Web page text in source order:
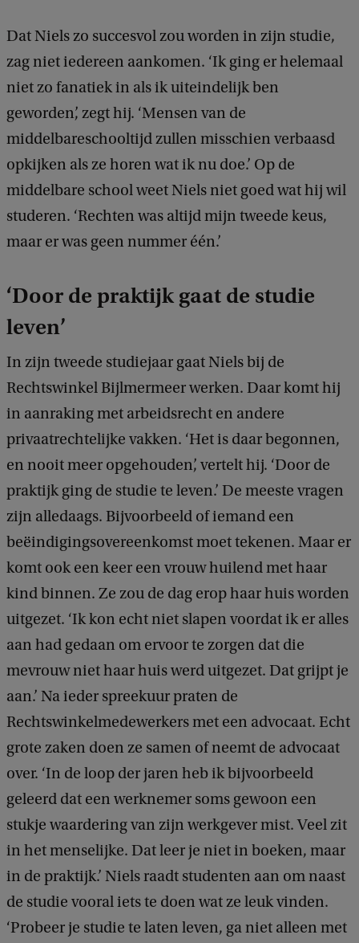
Dat Niels zo succesvol zou worden in zijn studie,
zag niet iedereen aankomen. ‘Ik ging er helemaal
niet zo fanatiek in als ik uiteindelijk ben
geworden’, zegt hij. ‘Mensen van de
middelbareschooltijd zullen misschien verbaasd
opkijken als ze horen wat ik nu doe.’ Op de
middelbare school weet Niels niet goed wat hij wil
studeren. ‘Rechten was altijd mijn tweede keus,
maar er was geen nummer één.’
‘Door de praktijk gaat de studie
leven’
In zijn tweede studiejaar gaat Niels bij de
Rechtswinkel Bijlmermeer werken. Daar komt hij
in aanraking met arbeidsrecht en andere
privaatrechtelijke vakken. ‘Het is daar begonnen,
en nooit meer opgehouden’, vertelt hij. ‘Door de
praktijk ging de studie te leven.’ De meeste vragen
zijn alledaags. Bijvoorbeeld of iemand een
beëindigingsovereenkomst moet tekenen. Maar er
komt ook een keer een vrouw huilend met haar
kind binnen. Ze zou de dag erop haar huis worden
uitgezet. ‘Ik kon echt niet slapen voordat ik er alles
aan had gedaan om ervoor te zorgen dat die
mevrouw niet haar huis werd uitgezet. Dat grijpt je
aan.’ Na ieder spreekuur praten de
Rechtswinkelmedewerkers met een advocaat. Echt
grote zaken doen ze samen of neemt de advocaat
over. ‘In de loop der jaren heb ik bijvoorbeeld
geleerd dat een werknemer soms gewoon een
stukje waardering van zijn werkgever mist. Veel zit
in het menselijke. Dat leer je niet in boeken, maar
in de praktijk.’ Niels raadt studenten aan om naast
de studie vooral iets te doen wat ze leuk vinden.
‘Probeer je studie te laten leven, ga niet alleen met